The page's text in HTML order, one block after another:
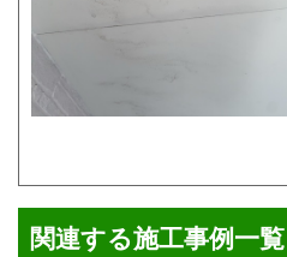
関連する施工事例一覧